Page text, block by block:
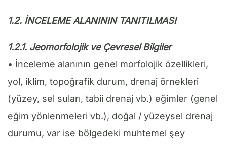
1.2. İNCELEME ALANININ TANITILMASI
1.2.1. Jeomorfolojik ve Çevresel Bilgiler
• İnceleme alanının genel morfolojik özellikleri,
yol, iklim, topoğrafik durum, drenaj örnekleri
(yüzey, sel suları, tabii drenaj vb.) eğimler (genel
eğim yönlenmeleri vb.), doğal / yüzeysel drenaj
durumu, var ise bölgedeki muhtemel şey